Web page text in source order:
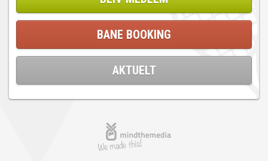
BANE BOOKING
AKTUELT